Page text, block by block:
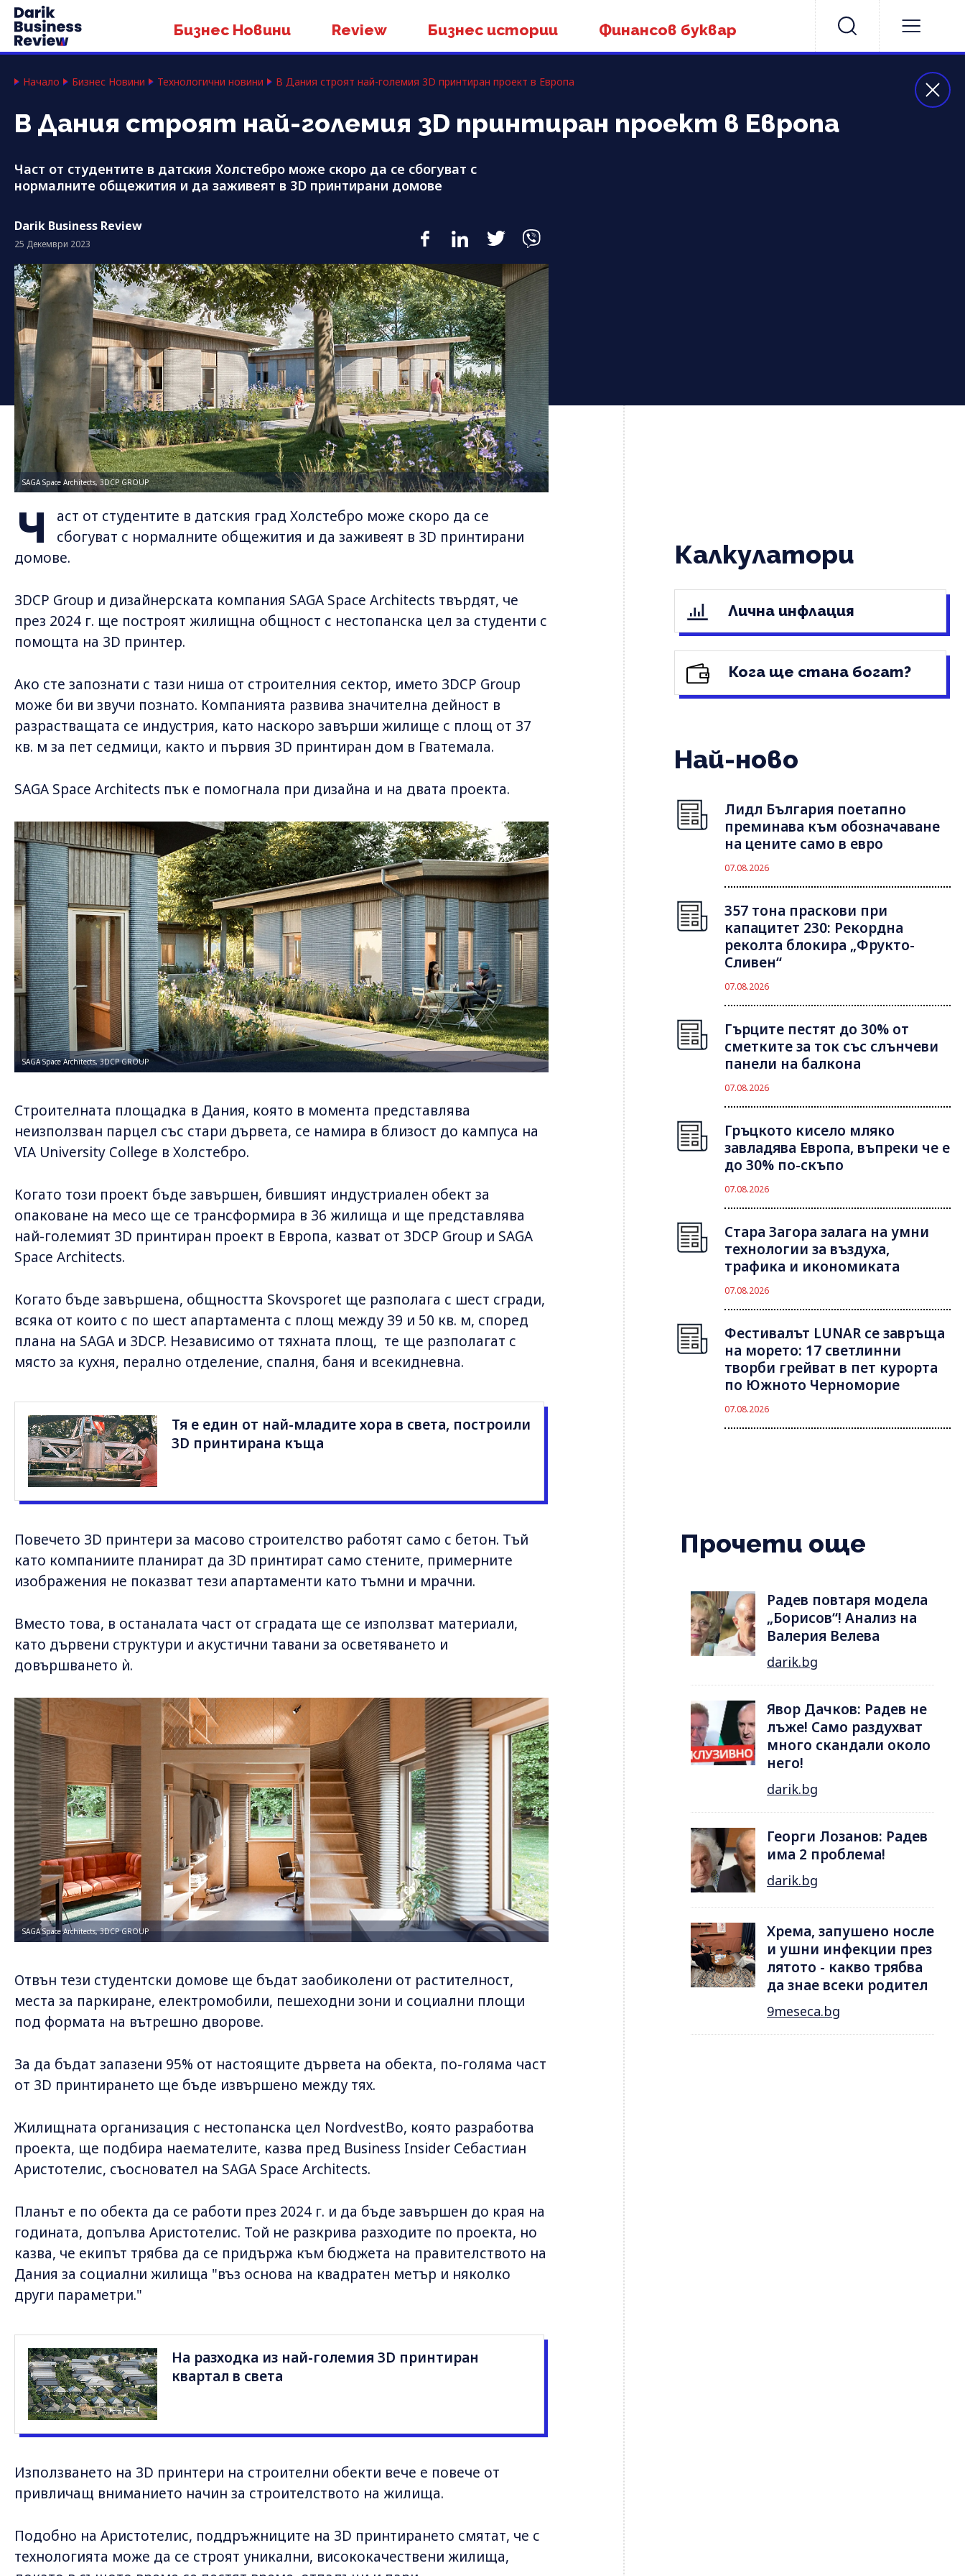
Бизнес Новини Review Бизнес истории Финансов буквар
Начало Бизнес Новини Технологични новини В Дания строят най-големия 3D принтиран проект в Европа
В Дания строят най-големия 3D принтиран проект в Европа
Част от студентите в датския Холстебро може скоро да се сбогуват с
нормалните общежития и да заживеят в 3D принтирани домове
Darik Business Review
25 Декември 2023
SAGA Space Architects, 3DCP GROUP
Ч
аст от студентите в датския град Холстебро може скоро да се
сбогуват с нормалните общежития и да заживеят в 3D принтирани
домове.
3DCP Group и дизайнерската компания SAGA Space Architects твърдят, че
през 2024 г. ще построят жилищна общност с нестопанска цел за студенти с
помощта на 3D принтер.
Ако сте запознати с тази ниша от строителния сектор, името 3DCP Group
може би ви звучи познато. Компанията развива значителна дейност в
разрастващата се индустрия, като наскоро завърши жилище с площ от 37
кв. м за пет седмици, както и първия 3D принтиран дом в Гватемала.
SAGA Space Architects пък е помогнала при дизайна и на двата проекта.
SAGA Space Architects, 3DCP GROUP
Строителната площадка в Дания, която в момента представлява
неизползван парцел със стари дървета, се намира в близост до кампуса на
VIA University College в Холстебро.
Когато този проект бъде завършен, бившият индустриален обект за
опаковане на месо ще се трансформира в 36 жилища и ще представлява
най-големият 3D принтиран проект в Европа, казват от 3DCP Group и SAGA
Space Architects.
Когато бъде завършена, общността Skovsporet ще разполага с шест сгради,
всяка от които с по шест апартамента с площ между 39 и 50 кв. м, според
плана на SAGA и 3DCP. Независимо от тяхната площ, те ще разполагат с
място за кухня, перално отделение, спалня, баня и всекидневна.
Тя е един от най-младите хора в света, построили
3D принтирана къща
Повечето 3D принтери за масово строителство работят само с бетон. Тъй
като компаниите планират да 3D принтират само стените, примерните
изображения не показват тези апартаменти като тъмни и мрачни.
Вместо това, в останалата част от сградата ще се използват материали,
като дървени структури и акустични тавани за осветяването и
довършването ѝ.
SAGA Space Architects, 3DCP GROUP
Отвън тези студентски домове ще бъдат заобиколени от растителност,
места за паркиране, електромобили, пешеходни зони и социални площи
под формата на вътрешно дворове.
За да бъдат запазени 95% от настоящите дървета на обекта, по-голяма част
от 3D принтирането ще бъде извършено между тях.
Жилищната организация с нестопанска цел NordvestBo, която разработва
проекта, ще подбира наемателите, казва пред Business Insider Себастиан
Аристотелис, съосновател на SAGA Space Architects.
Планът е по обекта да се работи през 2024 г. и да бъде завършен до края на
годината, допълва Аристотелис. Той не разкрива разходите по проекта, но
казва, че екипът трябва да се придържа към бюджета на правителството на
Дания за социални жилища "въз основа на квадратен метър и няколко
други параметри."
На разходка из най-големия 3D принтиран
квартал в света
Използването на 3D принтери на строителни обекти вече е повече от
привличащ вниманието начин за строителството на жилища.
Подобно на Аристотелис, поддръжниците на 3D принтирането смятат, че с
технологията може да се строят уникални, висококачествени жилища,
Калкулатори
Лична инфлация
Кога ще стана богат?
Най-ново
Лидл България поетапно
преминава към обозначаване
на цените само в евро
07.08.2026
357 тона праскови при
капацитет 230: Рекордна
реколта блокира „Фрукто-
Сливен“
07.08.2026
Гърците пестят до 30% от
сметките за ток със слънчеви
панели на балкона
07.08.2026
Гръцкото кисело мляко
завладява Европа, въпреки че е
до 30% по-скъпо
07.08.2026
Стара Загора залага на умни
технологии за въздуха,
трафика и икономиката
07.08.2026
Фестивалът LUNAR се завръща
на морето: 17 светлинни
творби грейват в пет курорта
по Южното Черноморие
07.08.2026
Прочети още
Радев повтаря модела
„Борисов“! Анализ на
Валерия Велева
darik.bg
Явор Дачков: Радев не
лъже! Само раздухват
много скандали около
него!
darik.bg
Георги Лозанов: Радев
има 2 проблема!
darik.bg
Хрема, запушено носле
и ушни инфекции през
лятотo - какво трябва
да знае всеки родител
9meseca.bg